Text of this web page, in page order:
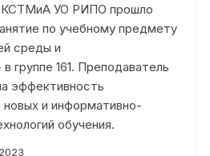
КСТМиА УО РИПО прошло
по учебному предмету
среды и
группе 161. Преподаватель
эффективность
новых и информативно-
обучения.